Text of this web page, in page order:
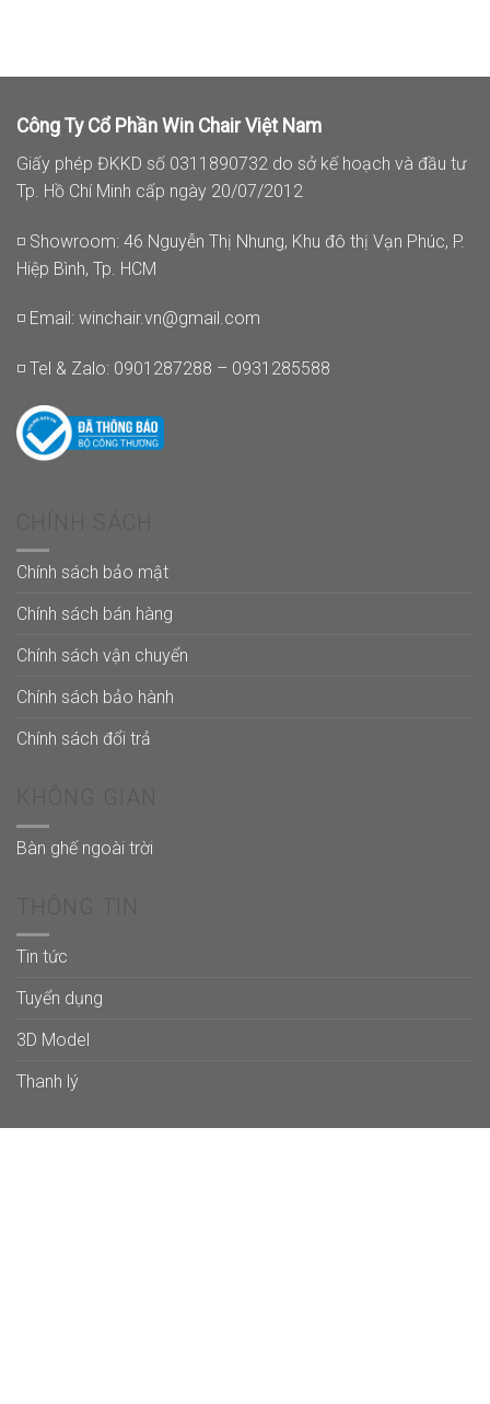
Công Ty Cổ Phần Win Chair Việt Nam
Giấy phép ĐKKD số 0311890732 do sở kế hoạch và đầu tư
Tp. Hồ Chí Minh cấp ngày 20/07/2012
◽ Showroom: 46 Nguyễn Thị Nhung, Khu đô thị Vạn Phúc, P.
Hiệp Bình, Tp. HCM
◽ Email: winchair.vn@gmail.com
◽ Tel & Zalo: 0901287288 – 0931285588
Chính sách bảo mật
Chính sách bán hàng
Chính sách vận chuyển
Chính sách bảo hành
Chính sách đổi trả
Bàn ghế ngoài trời
Tin tức
Tuyển dụng
3D Model
Thanh lý